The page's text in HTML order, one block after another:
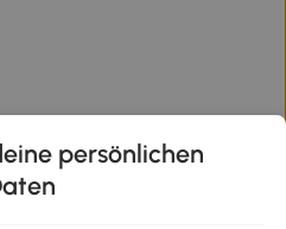
persönlichen